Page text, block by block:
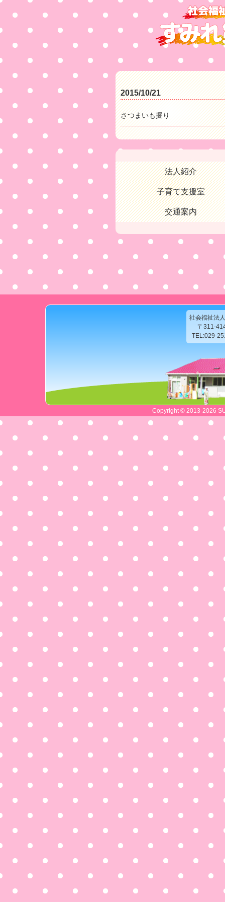
2015/10/21
さつまいも掘り
法人紹介
子育て支援室
交通案内
社会福祉法
〒311-
TEL:029-
Copyright © 2013-2026